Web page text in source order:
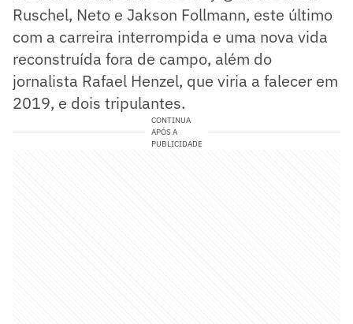
Ruschel, Neto e Jakson Follmann, este último
com a carreira interrompida e uma nova vida
reconstruída fora de campo, além do
jornalista Rafael Henzel, que viria a falecer em
2019, e dois tripulantes.
CONTINUA
APÓS A
PUBLICIDADE